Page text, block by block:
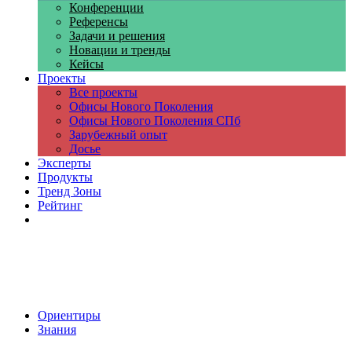
Конференции
Референсы
Задачи и решения
Новации и тренды
Кейсы
Проекты
Все проекты
Офисы Нового Поколения
Офисы Нового Поколения СПб
Зарубежный опыт
Досье
Эксперты
Продукты
Тренд Зоны
Рейтинг
Ориентиры
Знания